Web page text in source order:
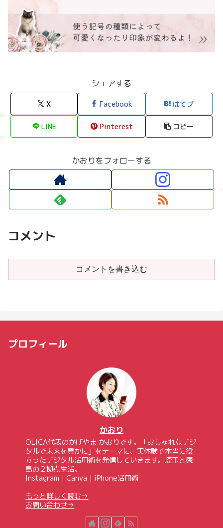
シェアする
X Facebook はてブ
LINE Pinterest コピー
かおりをフォローする
コメント
コメントを書き込む
プロフィール
かおり
OLICA代表のかげやま かおりです。「おしゃれなデジ
タルで未来を豊かに」をテーマに、実体験で本当に役
立ったデジタル活用術を発信していきます。埼玉と徳
島の２拠点生活。
Instagram｜Canva｜iPhone活用術
もっと詳しく読む→
お問い合わせ→